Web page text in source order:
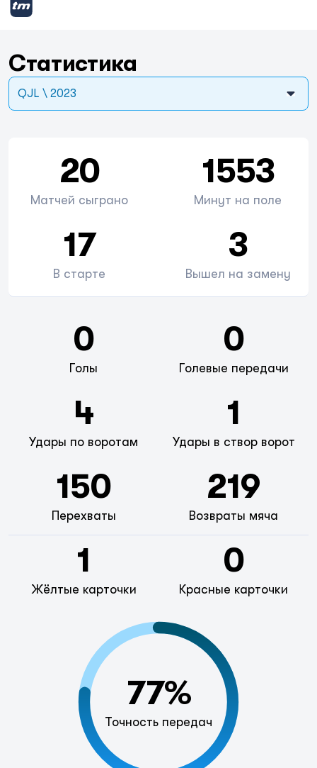
Статистика
QJL \ 2023
20
Матчей сыграно
1553
Минут на поле
17
В старте
3
Вышел на замену
77%
Точность передач
0
Голы
0
Голевые передачи
4
Удары по воротам
1
Удары в створ ворот
150
Перехваты
219
Возвраты мяча
1
Жёлтые карточки
0
Красные карточки